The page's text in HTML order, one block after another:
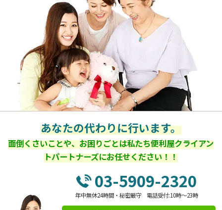
あなたの代わりに行います。
面倒くさいことや、お困りごとは私たち便利屋クライアン
トパートナーズにお任せください！！
03-5909-2320
年中無休24時間・秘密厳守 電話受付:10時～23時